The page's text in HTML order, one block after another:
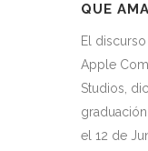
QUE
El
Apple
Studios,
el 12 de